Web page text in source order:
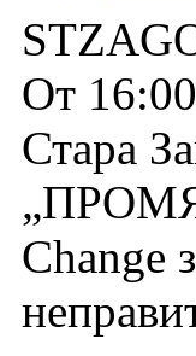
От
Стара
Change